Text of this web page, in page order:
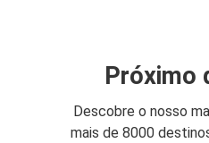
Próximo
Descobre o nosso
mais de 8000